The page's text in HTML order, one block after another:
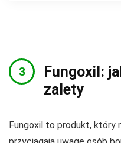
Fungoxil:
zalety
Fungoxil to produkt, który